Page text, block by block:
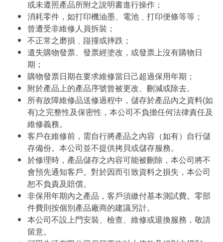
或未遵照產品所附之說明書進行操作；
消耗零件，如打印機油墨、電池﹑打印便條等等；
曾遭受非維修人員拆裝；
不正常之磨損﹑踫撞或摔跌；
遺失購物發票、發票經塗改，或發票上沒有購物日
期；
購物發票日期在要求維修當日己超過保用年期；
附於產品上的產品序號曾被更改、刪減或除去。
所有故障維修品送修過程中，儲存於產品內之資料(如
有)之完整性及保密性，本公司不負擔任何法律責任及
維修義務。
客戶在維修前，需自行將產品之內容（如有）自行儲
存備份。本公司並不提供拷貝或儲存服務。
於修理時，產品儲存之內容可能被刪除，本公司將不
會預先通知客戶。對於因而引致資料之損失，本公司
恕不負責及賠償。
非保用年期內之產品，客戶須繳付基本測試費。零部
件費則按個別產品廠商的建議另計。
本公司不設上門安裝、檢查、維修或退換服務，敬請
留意。